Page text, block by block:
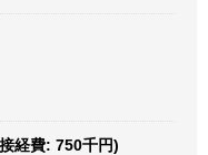
経費: 750千円)